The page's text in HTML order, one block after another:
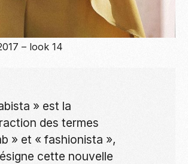
– look 14
» est la
des termes
» et « fashionista »,
cette nouvelle